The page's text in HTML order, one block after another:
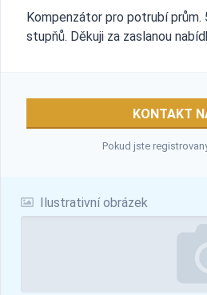
Ilustrativní obrázek
Kompenzátor pro potrubí
stupňů. Děkuji za zaslanou
KONTAKT
Pokud jste